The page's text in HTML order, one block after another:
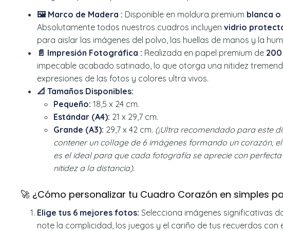
🖼️ Marco de Madera : Disponible en moldura premium blanca
Absolutamente todos nuestros cuadros incluyen vidrio
para aislar las imágenes del polvo, las huellas de manos y la
📄 Impresión Fotográfica : Realizada en papel premium de
impecable acabado satinado, lo que otorga una nitidez
expresiones de las fotos y colores ultra vivos.
📐 Tamaños Disponibles:
Pequeño: 18,5 x 24 cm.
Estándar (A4): 21 x 29,7 cm.
Grande (A3): 29,7 x 42 cm. (¡Ultra recomendado para este
contener un collage de 6 imágenes formando un corazón,
es el ideal para que cada fotografía se aprecie con
nitidez a la distancia).
🚀 ¿Cómo personalizar tu Cuadro Corazón en simples
Elige tus 6 mejores fotos: Selecciona imágenes significativas
note la complicidad, los juegos y el cariño de tus recuerdos con